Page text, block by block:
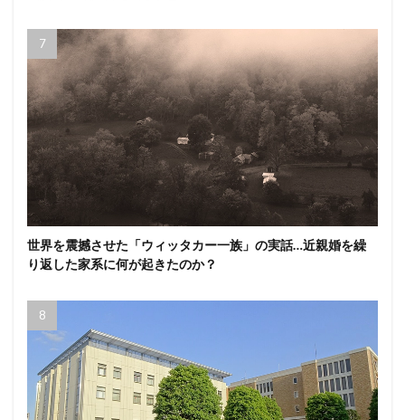
世界を震撼させた「ウィッタカー一族」の実話…近親婚を繰
り返した家系に何が起きたのか？